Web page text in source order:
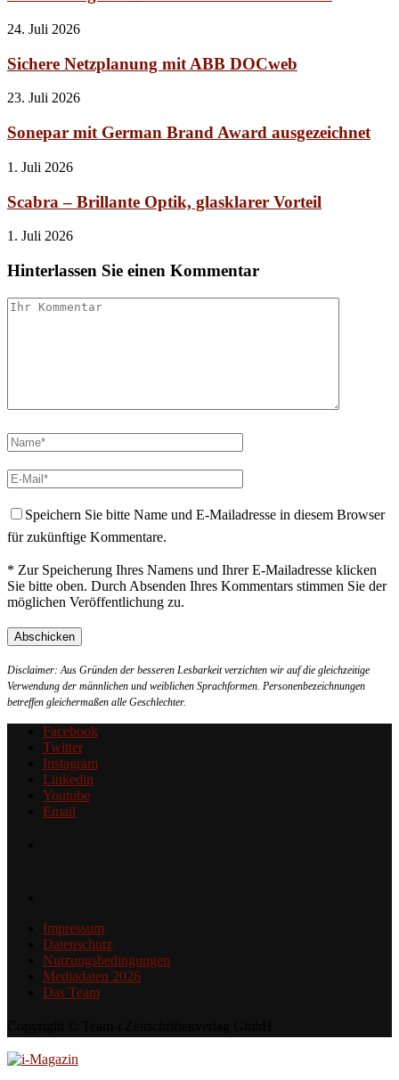
24. Juli 2026
Sichere Netzplanung mit ABB DOCweb
23. Juli 2026
Sonepar mit German Brand Award ausgezeichnet
1. Juli 2026
Scabra – Brillante Optik, glasklarer Vorteil
1. Juli 2026
Hinterlassen Sie einen Kommentar
Speichern Sie bitte Name und E-Mailadresse in diesem Browser
für zukünftige Kommentare.
* Zur Speicherung Ihres Namens und Ihrer E-Mailadresse klicken
Sie bitte oben. Durch Absenden Ihres Kommentars stimmen Sie der
möglichen Veröffentlichung zu.
Disclaimer: Aus Gründen der besseren Lesbarkeit verzichten wir auf die gleichzeitige
Verwendung der männlichen und weiblichen Sprachformen. Personenbezeichnungen
betreffen gleichermaßen alle Geschlechter.
Facebook
Twitter
Instagram
Linkedin
Youtube
Email
Impressum
Datenschutz
Nutzungsbedingungen
Mediadaten 2026
Das Team